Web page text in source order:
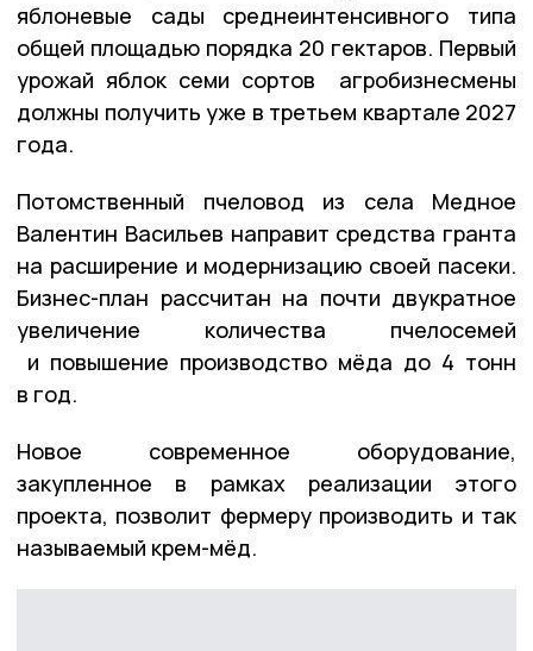
яблоневые сады среднеинтенсивного типа
общей площадью порядка 20 гектаров. Первый
урожай яблок семи сортов агробизнесмены
должны получить уже в третьем квартале 2027
года.
Потомственный пчеловод из села Медное
Валентин Васильев направит средства гранта
на расширение и модернизацию своей пасеки.
Бизнес-план рассчитан на почти двукратное
увеличение количества пчелосемей
и повышение производство мёда до 4 тонн
в год.
Новое современное оборудование,
закупленное в рамках реализации этого
проекта, позволит фермеру производить и так
называемый крем-мёд.